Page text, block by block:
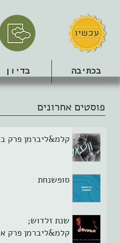
בכתיבה בדיון
פוסטים אחרונים
קלמ&ליברמן פרק ב
סופשנחת
שנת זלדוש;
קלמ&ליברמן פרק א